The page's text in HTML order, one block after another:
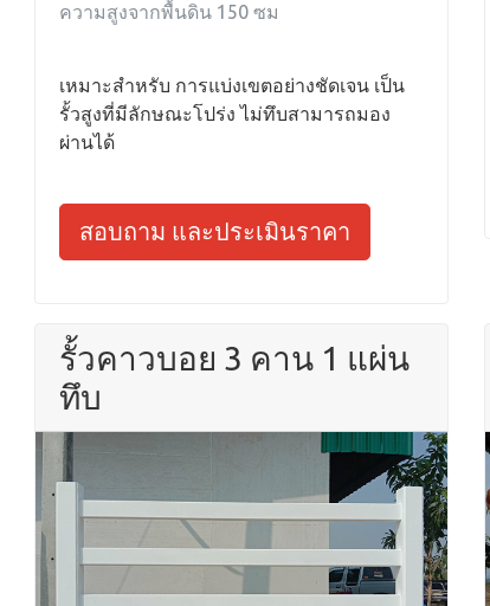
ความสูงจากพื้นดิน 150 ซม
เหมาะสำหรับ การแบ่งเขตอย่างชัดเจน เป็น
รั้วสูงที่มีลักษณะโปร่ง ไม่ทึบสามารถมอง
ผ่านได้
สอบถาม และประเมินราคา
รั้วคาวบอย 3 คาน 1 แผ่น
ทึบ